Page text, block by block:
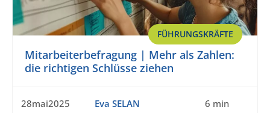
FÜHRUNGSKRÄFTE
Mitarbeiterbefragung | Mehr als Zahlen:
die richtigen Schlüsse ziehen
28mai2025 Eva SELAN 6 min